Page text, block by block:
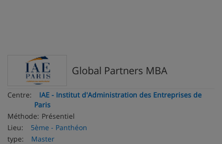
Global Partners MBA
Centre:
IAE - Institut d'Administration des Entreprises de
Paris
Méthode: Présentiel
Lieu:
5ème - Panthéon
type:
Master